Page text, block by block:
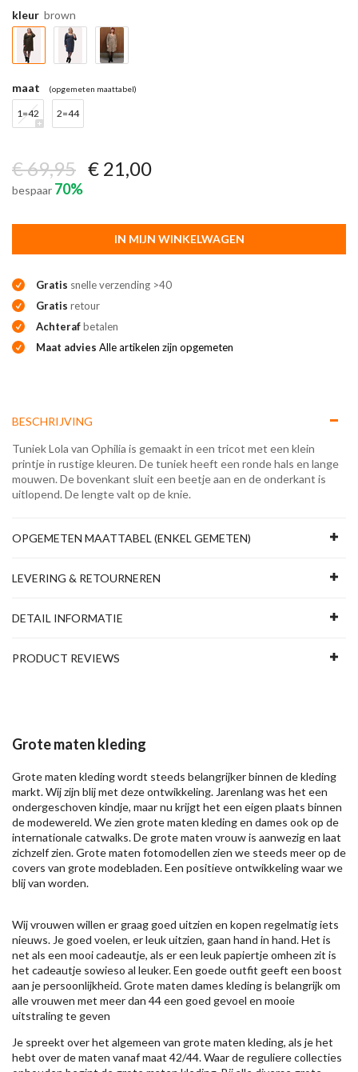
kleur brown
maat (opgemeten maattabel)
1=42 2=44
€ 69,95 € 21,00
bespaar 70%
IN MIJN WINKELWAGEN
Gratis snelle verzending >40
Gratis retour
Achterafbetalen
Maat advies Alle artikelen zijn opgemeten
BESCHRIJVING
Tuniek Lola van Ophilia is gemaakt in een tricot met een klein
printje in rustige kleuren. De tuniek heeft een ronde hals en lange
mouwen. De bovenkant sluit een beetje aan en de onderkant is
uitlopend. De lengte valt op de knie.
OPGEMETEN MAATTABEL (ENKEL GEMETEN)
LEVERING & RETOURNEREN
DETAIL INFORMATIE
PRODUCT REVIEWS
Grote maten kleding
Grote maten kleding wordt steeds belangrijker binnen de kleding
markt. Wij zijn blij met deze ontwikkeling. Jarenlang was het een
ondergeschoven kindje, maar nu krijgt het een eigen plaats binnen
de modewereld. We zien grote maten kleding en dames ook op de
internationale catwalks. De grote maten vrouw is aanwezig en laat
zichzelf zien. Grote maten fotomodellen zien we steeds meer op de
covers van grote modebladen. Een positieve ontwikkeling waar we
blij van worden.
Wij vrouwen willen er graag goed uitzien en kopen regelmatig iets
nieuws. Je goed voelen, er leuk uitzien, gaan hand in hand. Het is
net als een mooi cadeautje, als er een leuk papiertje omheen zit is
het cadeautje sowieso al leuker. Een goede outfit geeft een boost
aan je persoonlijkheid. Grote maten dames kleding is belangrijk om
alle vrouwen met meer dan 44 een goed gevoel en mooie
uitstraling te geven
Je spreekt over het algemeen van grote maten kleding, als je het
hebt over de maten vanaf maat 42/44. Waar de reguliere collecties